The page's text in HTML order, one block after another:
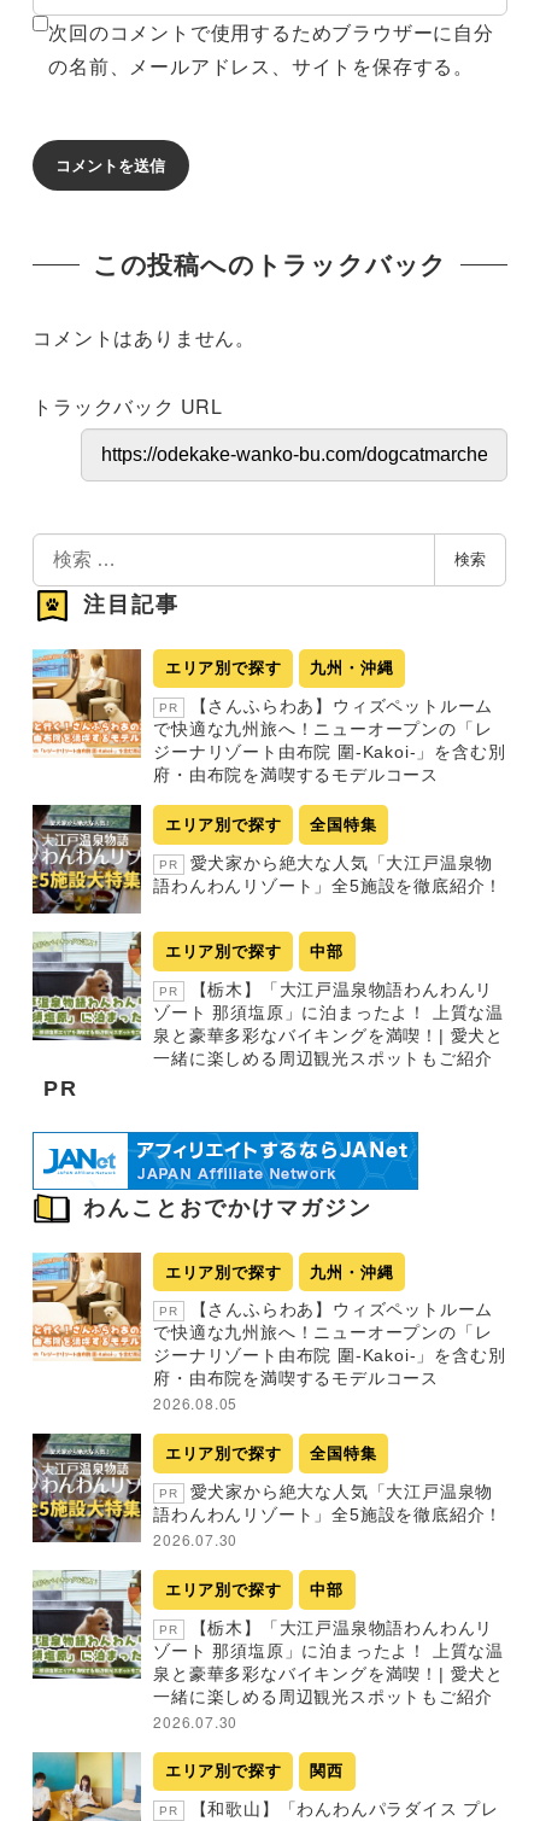
次回のコメントで使用するためブラウザーに自分
の名前、メールアドレス、サイトを保存する。
この投稿へのトラックバック
コメントはありません。
トラックバック URL
検
索
検索
注目記事
エリア別で探す 九州・沖縄
PR
【さんふらわあ】ウィズペットルーム
で快適な九州旅へ！ニューオープンの「レ
ジーナリゾート由布院 圍-Kakoi-」を含む別
府・由布院を満喫するモデルコース
エリア別で探す 全国特集
PR
愛犬家から絶大な人気「大江戸温泉物
語わんわんリゾート」全5施設を徹底紹介！
エリア別で探す 中部
PR
【栃木】「大江戸温泉物語わんわんリ
ゾート 那須塩原」に泊まったよ！ 上質な温
泉と豪華多彩なバイキングを満喫！| 愛犬と
一緒に楽しめる周辺観光スポットもご紹介
PR
わんことおでかけマガジン
エリア別で探す 九州・沖縄
PR
【さんふらわあ】ウィズペットルーム
で快適な九州旅へ！ニューオープンの「レ
ジーナリゾート由布院 圍-Kakoi-」を含む別
府・由布院を満喫するモデルコース
2026.08.05
エリア別で探す 全国特集
PR
愛犬家から絶大な人気「大江戸温泉物
語わんわんリゾート」全5施設を徹底紹介！
2026.07.30
エリア別で探す 中部
PR
【栃木】「大江戸温泉物語わんわんリ
ゾート 那須塩原」に泊まったよ！ 上質な温
泉と豪華多彩なバイキングを満喫！| 愛犬と
一緒に楽しめる周辺観光スポットもご紹介
2026.07.30
エリア別で探す 関西
PR
【和歌山】「わんわんパラダイス プレ